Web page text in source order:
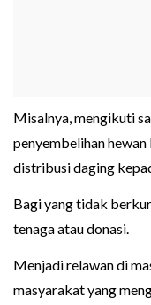
Misalnya, mengikuti
penyembelihan
distribusi daging
Bagi yang tidak
tenaga atau donasi.
Menjadi relawan di
masyarakat yang